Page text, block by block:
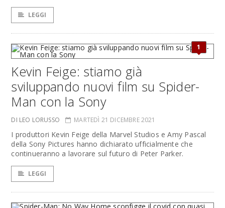
LEGGI
1
Kevin Feige: stiamo già
sviluppando nuovi film su Spider-
Man con la Sony
DI LEO LORUSSO MARTEDÌ 21 DICEMBRE 2021
I produttori Kevin Feige della Marvel Studios e Amy Pascal
della Sony Pictures hanno dichiarato ufficialmente che
continueranno a lavorare sul futuro di Peter Parker.
LEGGI